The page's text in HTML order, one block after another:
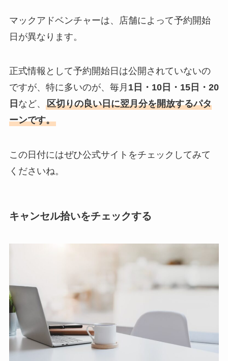
マックアドベンチャーは、店舗によって予約開始
日が異なります。
正式情報として予約開始日は公開されていないの
ですが、特に多いのが、毎月 1日・10日・15日・20
日 など、 区切りの良い日に翌月分を開放するパタ
ーンです。
この日付にはぜひ公式サイトをチェックしてみて
くださいね。
キャンセル拾いをチェックする